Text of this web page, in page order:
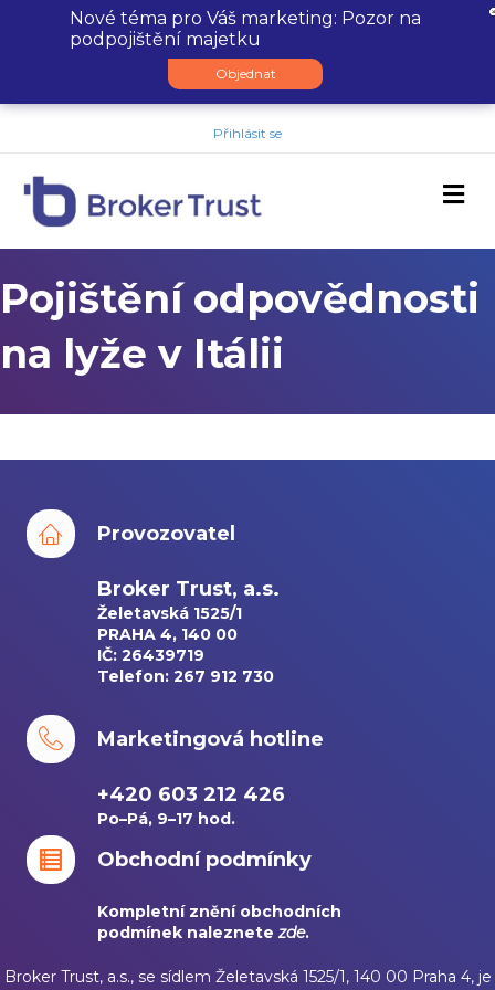
Přihlásit se
Pojištění odpovědnosti
na lyže v Itálii
Provozovatel
Broker Trust, a.s.
Želetavská 1525/1
PRAHA 4, 140 00
IČ: 26439719
Telefon: 267 912 730
Marketingová hotline
+420 603 212 426
Po–Pá, 9–17 hod.
Obchodní podmínky
Kompletní znění obchodních
podmínek naleznetezde.
Broker Trust, a.s., se sídlem Želetavská 1525/1, 140 00 Praha 4, je
Nové téma pro Váš marketing: Pozor na
podpojištění majetku
Objednat